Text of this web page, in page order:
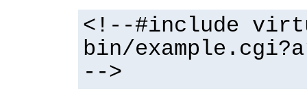
<!--#include
bin/
-->